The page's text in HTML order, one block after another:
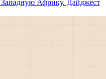
Африку. Дайджест